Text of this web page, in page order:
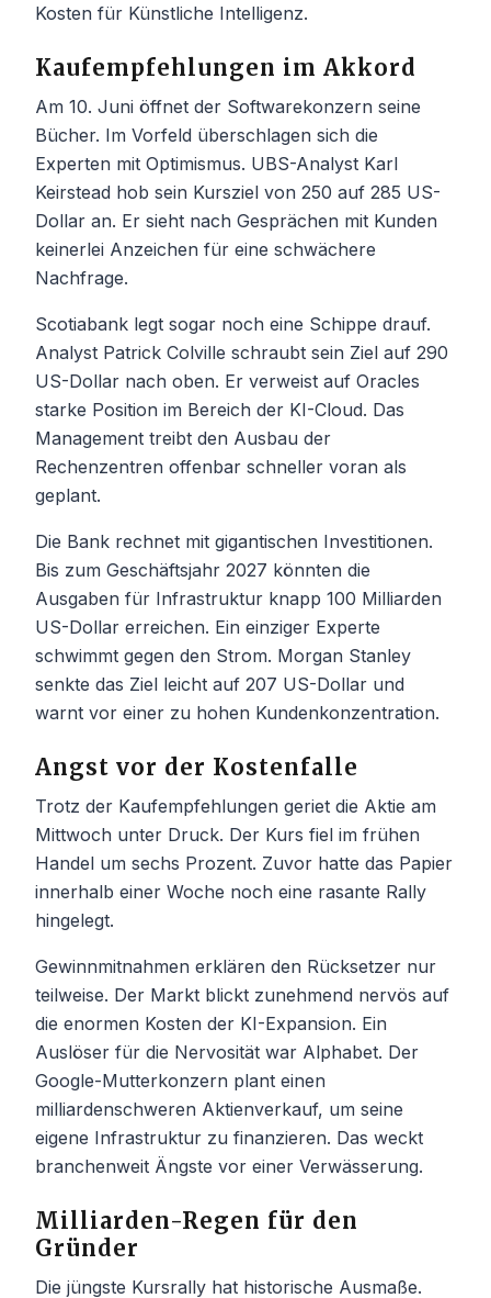
Kosten für Künstliche Intelligenz.
Kaufempfehlungen im Akkord
Am 10. Juni öffnet der Softwarekonzern seine
Bücher. Im Vorfeld überschlagen sich die
Experten mit Optimismus. UBS-Analyst Karl
Keirstead hob sein Kursziel von 250 auf 285 US-
Dollar an. Er sieht nach Gesprächen mit Kunden
keinerlei Anzeichen für eine schwächere
Nachfrage.
Scotiabank legt sogar noch eine Schippe drauf.
Analyst Patrick Colville schraubt sein Ziel auf 290
US-Dollar nach oben. Er verweist auf Oracles
starke Position im Bereich der KI-Cloud. Das
Management treibt den Ausbau der
Rechenzentren offenbar schneller voran als
geplant.
Die Bank rechnet mit gigantischen Investitionen.
Bis zum Geschäftsjahr 2027 könnten die
Ausgaben für Infrastruktur knapp 100 Milliarden
US-Dollar erreichen. Ein einziger Experte
schwimmt gegen den Strom. Morgan Stanley
senkte das Ziel leicht auf 207 US-Dollar und
warnt vor einer zu hohen Kundenkonzentration.
Angst vor der Kostenfalle
Trotz der Kaufempfehlungen geriet die Aktie am
Mittwoch unter Druck. Der Kurs fiel im frühen
Handel um sechs Prozent. Zuvor hatte das Papier
innerhalb einer Woche noch eine rasante Rally
hingelegt.
Gewinnmitnahmen erklären den Rücksetzer nur
teilweise. Der Markt blickt zunehmend nervös auf
die enormen Kosten der KI-Expansion. Ein
Auslöser für die Nervosität war Alphabet. Der
Google-Mutterkonzern plant einen
milliardenschweren Aktienverkauf, um seine
eigene Infrastruktur zu finanzieren. Das weckt
branchenweit Ängste vor einer Verwässerung.
Milliarden-Regen für den
Gründer
Die jüngste Kursrally hat historische Ausmaße.